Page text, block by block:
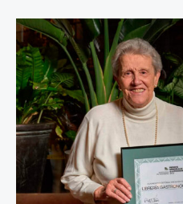
Homenaje
a
Aliana,
una
librería
gastronómica
en
el
corazón
de
Tetuán